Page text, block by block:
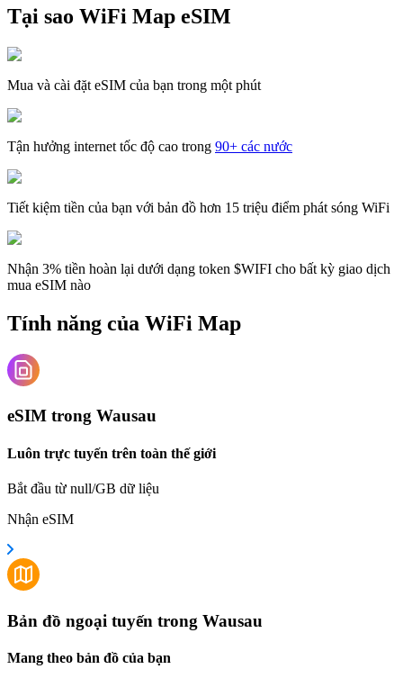
Tại sao WiFi Map eSIM
Mua và cài đặt eSIM của bạn trong một phút
Tận hưởng internet tốc độ cao trong 90+ các nước
Tiết kiệm tiền của bạn với bản đồ hơn 15 triệu điểm phát sóng WiFi
Nhận 3% tiền hoàn lại dưới dạng token $WIFI cho bất kỳ giao dịch
mua eSIM nào
Tính năng của WiFi Map
eSIM trong Wausau
Luôn trực tuyến trên toàn thế giới
Bắt đầu từ null/GB dữ liệu
Nhận eSIM
Bản đồ ngoại tuyến trong Wausau
Mang theo bản đồ của bạn